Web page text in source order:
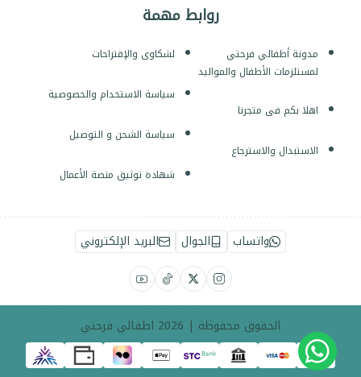
روابط مهمة
مدونة أطفالي فرحتي
لمستلزمات الأطفال والمواليد
اهلا بكم فى متجرنا
الاستبدال والاسترجاع
لشكاوى والإقتراحات
سياسة الاستخدام والخصوصية
سياسة الشحن و التوصيل
شهادة توثيق منصة الأعمال
واتساب الجوال البريد الإلكتروني
الحقوق محفوظة | 2026 اطفالي فرحتي